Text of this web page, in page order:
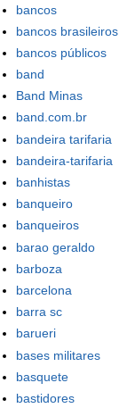
bancos
bancos brasileiros
bancos públicos
band
Band Minas
band.com.br
bandeira tarifaria
bandeira-tarifaria
banhistas
banqueiro
banqueiros
barao geraldo
barboza
barcelona
barra sc
barueri
bases militares
basquete
bastidores